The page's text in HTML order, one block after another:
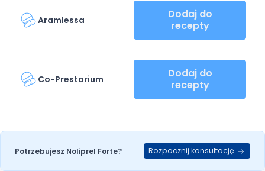
Aramlessa
Dodaj do
recepty
Co-Prestarium
Dodaj do
recepty
Potrzebujesz Noliprel Forte? Rozpocznij konsultację